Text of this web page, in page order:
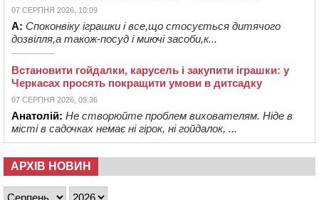
07 СЕРПНЯ 2026, 10:09
А: Споконвіку іграшки і все,що стосується дитячого
дозвілля,а також-посуд і миючі засоби,к...
Встановити гойдалки, карусель і закупити іграшки: у
Черкасах просять покращити умови в дитсадку
07 СЕРПНЯ 2026, 09:36
Анатолій: Не створюйте проблем вихователям. Ніде в
місті в садочках немає ні гірок, ні гойдалок, ...
АРХІВ НОВИН